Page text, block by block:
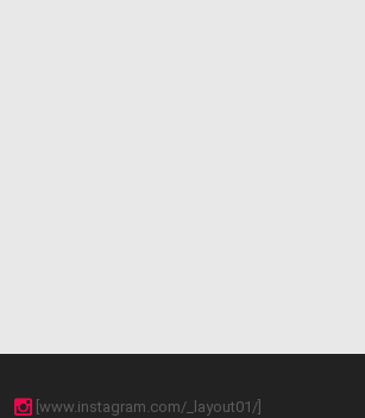
[www.instagram.com/_layout01/]